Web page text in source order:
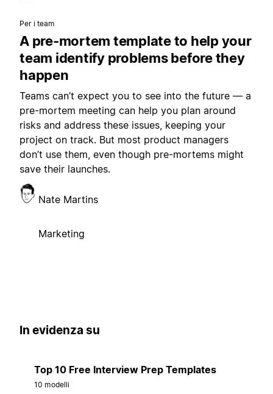
Per i team
A pre-mortem template to help your
team identify problems before they
happen
Teams can’t expect you to see into the future — a
pre-mortem meeting can help you plan around
risks and address these issues, keeping your
project on track. But most product managers
don’t use them, even though pre-mortems might
save their launches.
Nate Martins
Marketing
In evidenza su
Top 10 Free Interview Prep Templates
10 modelli